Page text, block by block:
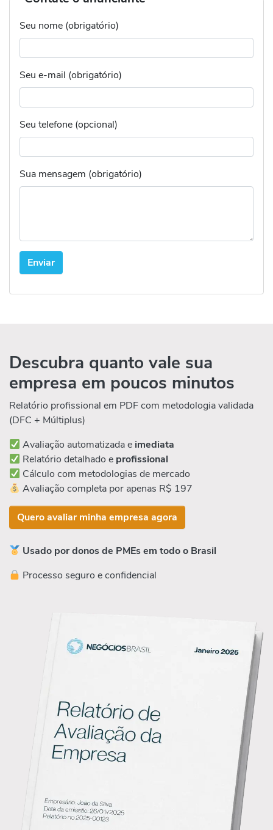
Seu nome (obrigatório)
Seu e-mail (obrigatório)
Seu telefone (opcional)
Sua mensagem (obrigatório)
Descubra quanto vale sua
empresa em poucos minutos
Relatório profissional em PDF com metodologia validada
(DFC + Múltiplus)
Avaliação automatizada e imediata
Relatório detalhado e profissional
Cálculo com metodologias de mercado
Avaliação completa por apenas R$ 197
Quero avaliar minha empresa agora
Usado por donos de PMEs em todo o Brasil
Processo seguro e confidencial